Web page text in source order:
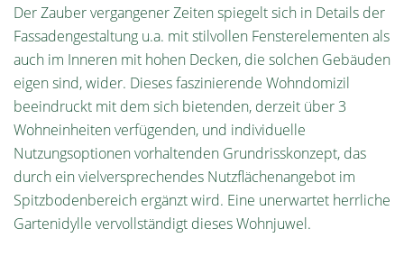
Der Zauber vergangener Zeiten spiegelt sich in Details der
Fassadengestaltung u.a. mit stilvollen Fensterelementen als
auch im Inneren mit hohen Decken, die solchen Gebäuden
eigen sind, wider. Dieses faszinierende Wohndomizil
beeindruckt mit dem sich bietenden, derzeit über 3
Wohneinheiten verfügenden, und individuelle
Nutzungsoptionen vorhaltenden Grundrisskonzept, das
durch ein vielversprechendes Nutzflächenangebot im
Spitzbodenbereich ergänzt wird. Eine unerwartet herrliche
Gartenidylle vervollständigt dieses Wohnjuwel.